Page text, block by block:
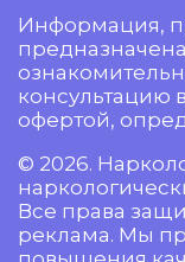
Информация,
консультацию
офертой,
© 2026.
Все права
реклама. Мы